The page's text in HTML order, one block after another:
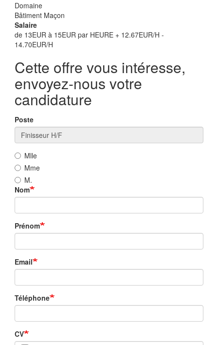
Domaine
Bâtiment Maçon
Salaire
de 13EUR à 15EUR par HEURE + 12.67EUR/H -
14.70EUR/H
Cette offre vous intéresse,
envoyez-nous votre
candidature
Poste
Mlle
Mme
M.
Nom
Prénom
Email
Téléphone
CV